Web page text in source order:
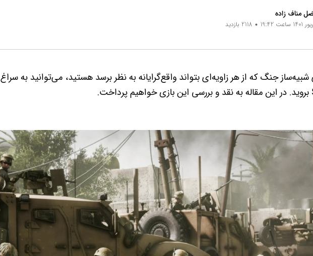
مناف زاده
2118 بازدید
شبیه‌ساز جنگ که از هر زاویه‌ای بتواند واقع‌گرایانه به نظر برسد هستید، می‌توانید به سراغ